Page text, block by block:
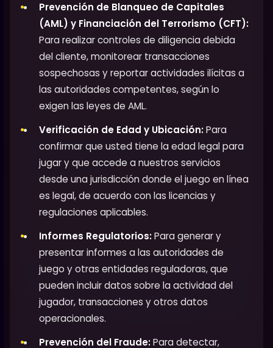
Prevención de Blanqueo de Capitales
(AML) y Financiación del Terrorismo (CFT):
Para realizar controles de diligencia debida
del cliente, monitorear transacciones
sospechosas y reportar actividades ilícitas a
las autoridades competentes, según lo
exigen las leyes de AML.
Verificación de Edad y Ubicación:Para
confirmar que usted tiene la edad legal para
jugar y que accede a nuestros servicios
desde una jurisdicción donde el juego en línea
es legal, de acuerdo con las licencias y
regulaciones aplicables.
Informes Regulatorios:Para generar y
presentar informes a las autoridades de
juego y otras entidades reguladoras, que
pueden incluir datos sobre la actividad del
jugador, transacciones y otros datos
operacionales.
Prevención del Fraude:Para detectar,